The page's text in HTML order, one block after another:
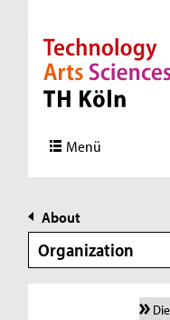
Direkt zur
Direkt zur
Direkt zum Inhalt
Direkt zum Fußbereich
Menü
About
Organization